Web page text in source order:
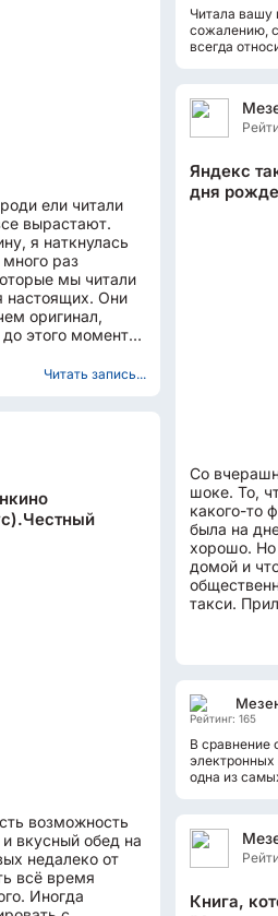
ели читали
вырастают.
я наткнулась
раз
мы читали
настоящих. Они
оригинал,
этого момента
Читать запись...
возможность
вкусный обед на
недалеко от
всё время
Иногда
Читала вашу
сожалению,
всегда
Яндекс
дня
Со
шоке. То,
какого-то
была на
хорошо.
домой и
такси.
Рейтинг: 165
В сравнение
электронных
одна из
Книга,